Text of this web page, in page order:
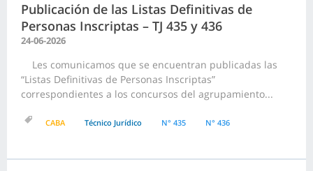
Publicación de las Listas Definitivas de
Personas Inscriptas – TJ 435 y 436
24-06-2026
Les comunicamos que se encuentran publicadas las
“Listas Definitivas de Personas Inscriptas”
correspondientes a los concursos del agrupamiento...
CABA Técnico Jurídico N° 435 N° 436